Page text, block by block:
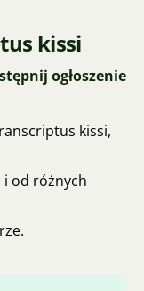
kissi
ogłoszenie
kissi,
i od różnych